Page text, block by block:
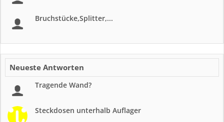
Bruchstücke,Splitter,...
Neueste Antworten
Tragende Wand?
Steckdosen unterhalb Auflager